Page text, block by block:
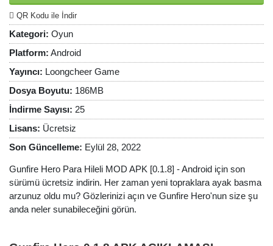
QR Kodu ile İndir
Kategori: Oyun
Platform: Android
Yayıncı: Loongcheer Game
Dosya Boyutu: 186MB
İndirme Sayısı: 25
Lisans: Ücretsiz
Son Güncelleme: Eylül 28, 2022
Gunfire Hero Para Hileli MOD APK [0.1.8] - Android için son
sürümü ücretsiz indirin. Her zaman yeni topraklara ayak basma
arzunuz oldu mu? Gözlerinizi açın ve Gunfire Hero'nun size şu
anda neler sunabileceğini görün.